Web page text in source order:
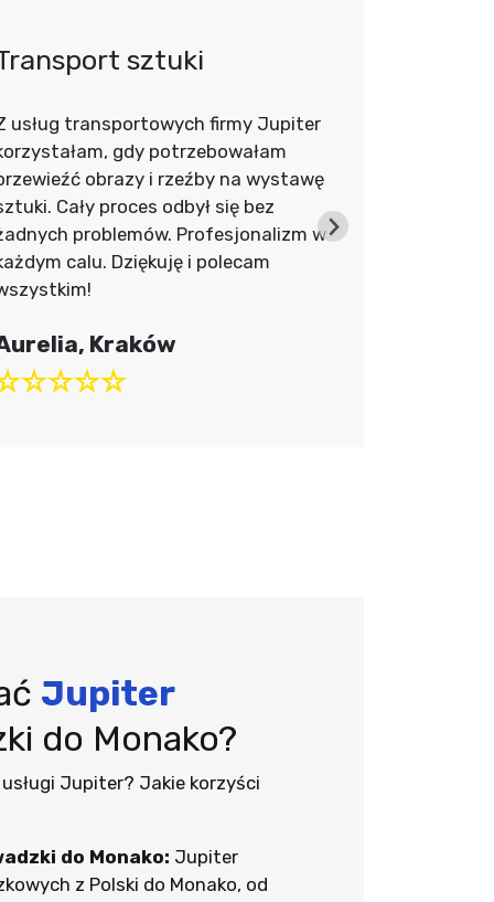
sztuki
usług transportowych firmy Jupiter
gdy potrzebowałam
obrazy i rzeźby na wystawę
Cały proces odbył się bez
problemów. Profesjonalizm w
calu. Dziękuję i polecam
Kraków
Jupiter
do Monako?
Jupiter? Jakie korzyści
do Monako: Jupiter
z Polski do Monako, od